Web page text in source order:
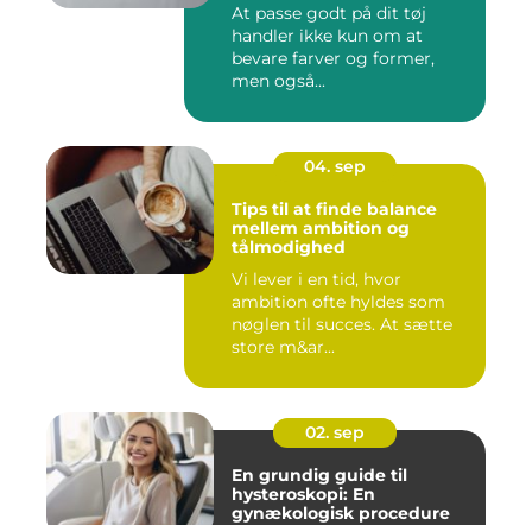
At passe godt på dit tøj
handler ikke kun om at
bevare farver og former,
men også...
04. sep
Tips til at finde balance
mellem ambition og
tålmodighed
Vi lever i en tid, hvor
ambition ofte hyldes som
nøglen til succes. At sætte
store m&ar...
02. sep
En grundig guide til
hysteroskopi: En
gynækologisk procedure